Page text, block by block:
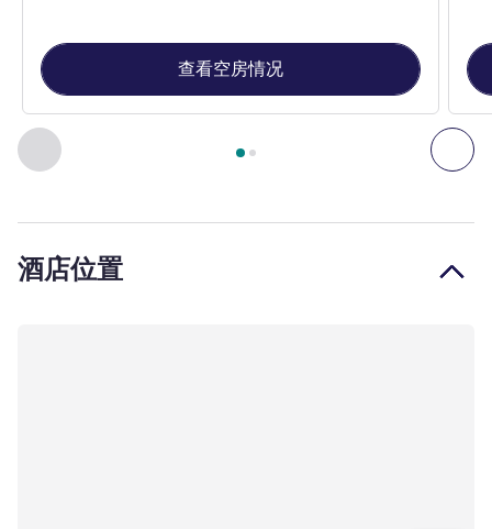
上一个 - 客房 下
第 页，共 , 客房 1 : 标准房，配备一张双人床 , 客房 2 :
查看空房情况
酒店位置